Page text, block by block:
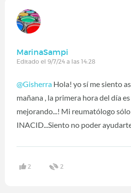
MarinaSampi
Editado el 9/7/24 a las 14:28
@Gisherra Hola! yo sí me siento
mañana , la primera hora del día
mejorando...! Mi reumatólogo
INACID...Siento no poder
2 2